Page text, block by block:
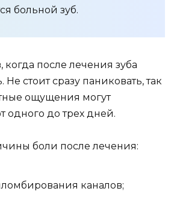
больной зуб.
когда после лечения зуба
стоит сразу паниковать, так
ощущения могут
одного до трех дней.
боли после лечения:
каналов;